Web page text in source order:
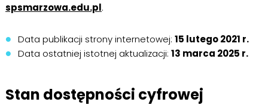
spsmarzowa.edu.pl.
Data publikacji strony internetowej:15 lutego 2021 r.
Data ostatniej istotnej aktualizacji:13 marca 2025 r.
Stan dostępności cyfrowej